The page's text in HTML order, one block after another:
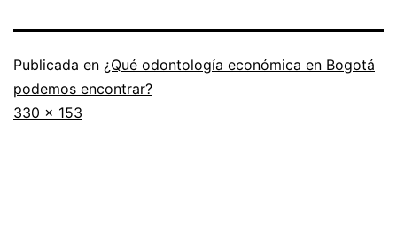
Publicada en ¿Qué odontología económica en Bogotá
podemos encontrar?
Tamaño
330 × 153